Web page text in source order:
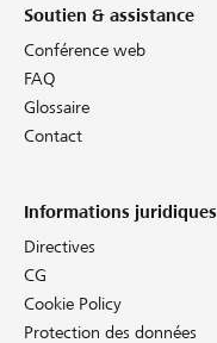
Soutien & assistance
Conférence web
FAQ
Glossaire
Contact
Informations juridiques
Directives
CG
Cookie Policy
Protection des données